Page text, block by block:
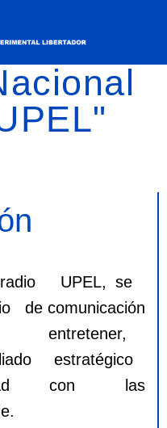
UPEL, se
de comunicación
entretener,
estratégico
con las